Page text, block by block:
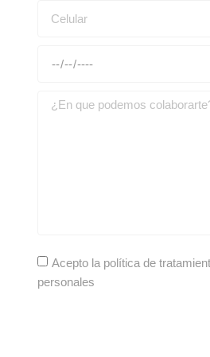
Acepto la política de
personales